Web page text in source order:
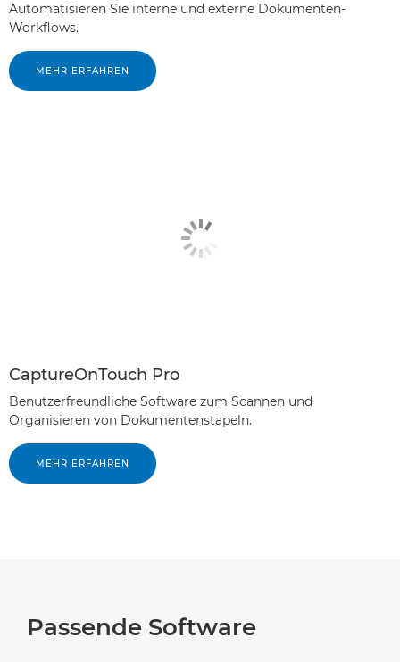
Automatisieren Sie interne und externe Dokumenten-
Workflows.
MEHR ERFAHREN
CaptureOnTouch Pro
Benutzerfreundliche Software zum Scannen und
Organisieren von Dokumentenstapeln.
MEHR ERFAHREN
Passende Software